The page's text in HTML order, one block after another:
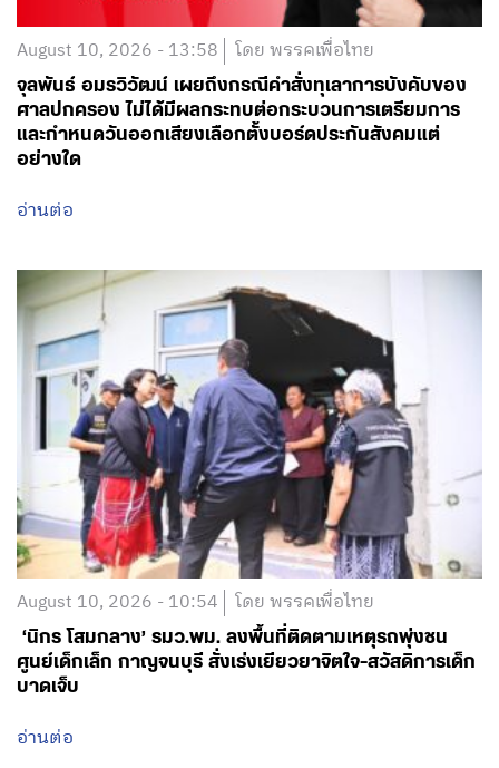
August 10, 2026 - 13:58 โดย พรรคเพื่อไทย
จุลพันธ์ อมรวิวัฒน์ เผยถึงกรณีคำสั่งทุเลาการบังคับของ
ศาลปกครอง ไม่ได้มีผลกระทบต่อกระบวนการเตรียมการ
และกำหนดวันออกเสียงเลือกตั้งบอร์ดประกันสังคมแต่
อย่างใด
อ่านต่อ
August 10, 2026 - 10:54 โดย พรรคเพื่อไทย
‘นิกร โสมกลาง’ รมว.พม. ลงพื้นที่ติดตามเหตุรถพุ่งชน
ศูนย์เด็กเล็ก กาญจนบุรี สั่งเร่งเยียวยาจิตใจ-สวัสดิการเด็ก
บาดเจ็บ
อ่านต่อ